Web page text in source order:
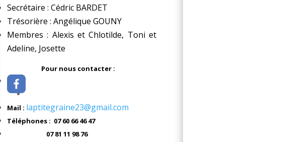
Secrétaire : Cédric BARDET
Trésorière : Angélique GOUNY
Membres : Alexis et Chlotilde, Toni et
Adeline, Josette
Pour nous contacter :
Mail : laptitegraine23@gmail.com
Téléphones : 07 60 66 46 47
07 81 11 98 76